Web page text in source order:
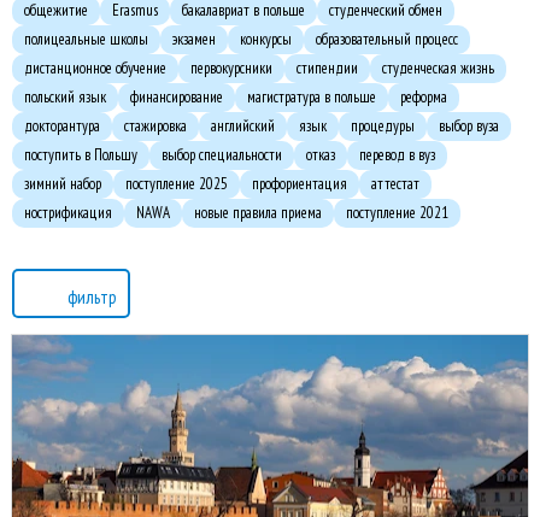
общежитие
Erasmus бакалавриат в польше
студенческий обмен
полицеальные школы
экзамен конкурсы
образовательный процесс
дистанционное обучение
первокурсники стипендии
студенческая жизнь
польский язык
финансирование магистратура в польше
реформа
докторантура
стажировка английский язык процедуры
выбор вуза
поступить в Польшу
выбор специальности отказ
перевод в вуз
зимний набор
поступление 2025 профориентация
аттестат
нострификация
NAWA новые правила приема поступление 2021
фильтр